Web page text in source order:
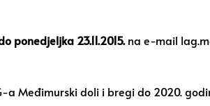
ponedjeljka 23.11.2015.na e-mail
a Međimurski doli i bregi do 2020.